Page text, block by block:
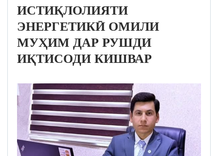
ИСТИҚЛОЛИЯТИ
ЭНЕРГЕТИКӢ ОМИЛИ
МУҲИМ ДАР РУШДИ
ИҚТИСОДИ КИШВАР